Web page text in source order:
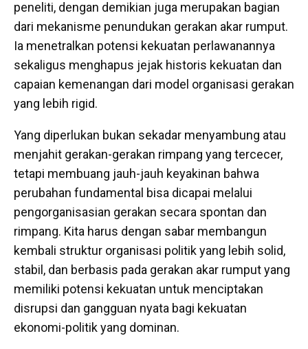
peneliti, dengan demikian juga merupakan bagian
dari mekanisme penundukan gerakan akar rumput.
Ia menetralkan potensi kekuatan perlawanannya
sekaligus menghapus jejak historis kekuatan dan
capaian kemenangan dari model organisasi gerakan
yang lebih rigid.
Yang diperlukan bukan sekadar menyambung atau
menjahit gerakan-gerakan rimpang yang tercecer,
tetapi membuang jauh-jauh keyakinan bahwa
perubahan fundamental bisa dicapai melalui
pengorganisasian gerakan secara spontan dan
rimpang. Kita harus dengan sabar membangun
kembali struktur organisasi politik yang lebih solid,
stabil, dan berbasis pada gerakan akar rumput yang
memiliki potensi kekuatan untuk menciptakan
disrupsi dan gangguan nyata bagi kekuatan
ekonomi-politik yang dominan.